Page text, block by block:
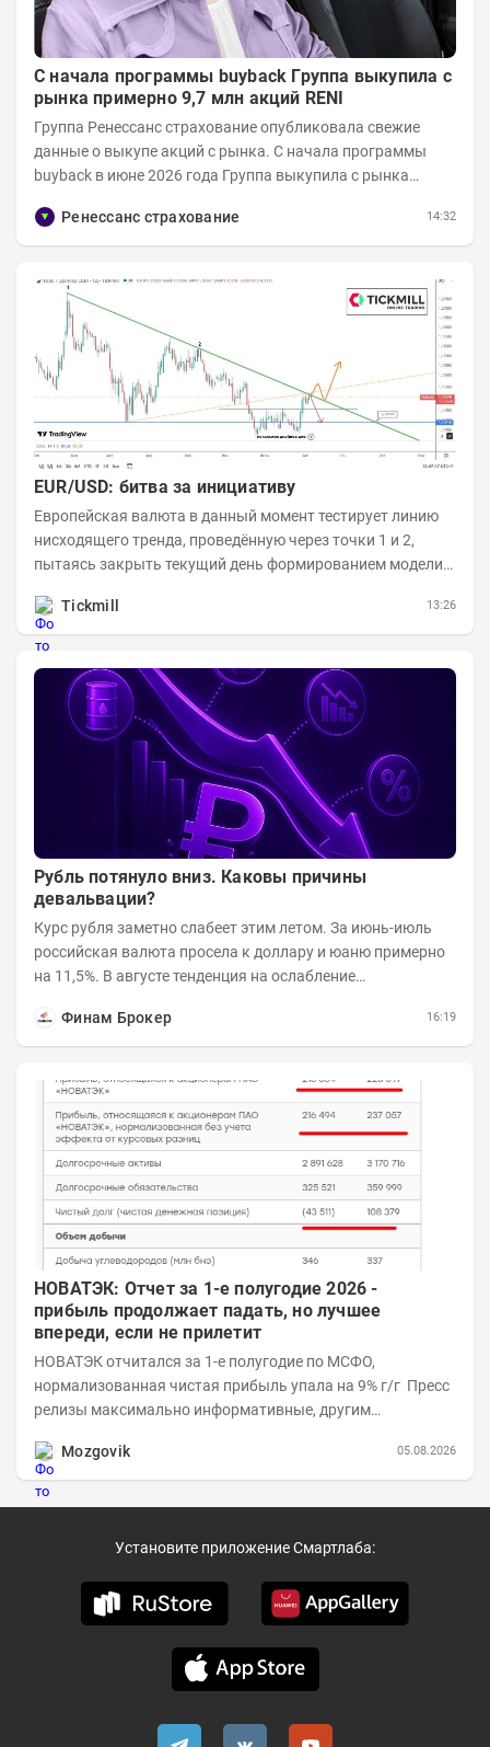
С начала программы buyback Группа выкупила с
рынка примерно 9,7 млн акций RENI
Группа Ренессанс страхование опубликовала свежие
данные о выкупе акций с рынка. C начала программы
buyback в июне 2026 года Группа выкупила с рынка
Ренессанс страхование
14:32
EUR/USD: битва за инициативу
Европейская валюта в данный момент тестирует линию
нисходящего тренда, проведённую через точки 1 и 2,
пытаясь закрыть текущий день формированием модели
Tickmill
13:26
Рубль потянуло вниз. Каковы причины
девальвации?
Курс рубля заметно слабеет этим летом. За июнь-июль
российская валюта просела к доллару и юаню примерно
на 11,5%. В августе тенденция на ослабление
Финам Брокер
16:19
НОВАТЭК: Отчет за 1-е полугодие 2026 -
прибыль продолжает падать, но лучшее
впереди, если не прилетит
НОВАТЭК отчитался за 1-е полугодие по МСФО,
нормализованная чистая прибыль упала на 9% г/г Пресс
релизы максимально информативные, другим
Mozgovik
05.08.2026
Установите приложение Смартлаба: